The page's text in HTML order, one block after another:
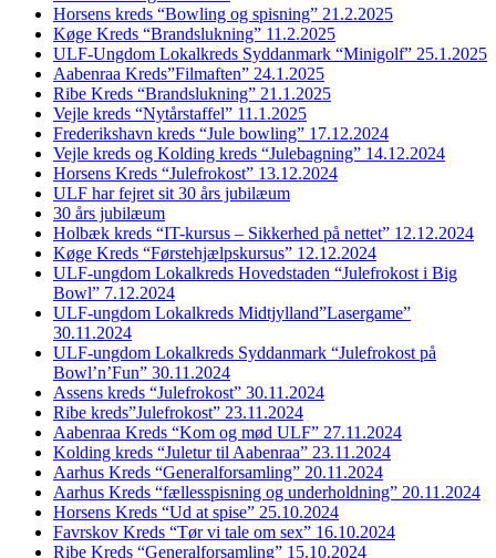
Horsens kreds “Bowling og spisning” 21.2.2025
Køge Kreds “Brandslukning” 11.2.2025
ULF-Ungdom Lokalkreds Syddanmark “Minigolf” 25.1.2025
Aabenraa Kreds”Filmaften” 24.1.2025
Ribe Kreds “Brandslukning” 21.1.2025
Vejle kreds “Nytårstaffel” 11.1.2025
Frederikshavn kreds “Jule bowling” 17.12.2024
Vejle kreds og Kolding kreds “Julebagning” 14.12.2024
Horsens Kreds “Julefrokost” 13.12.2024
ULF har fejret sit 30 års jubilæum
30 års jubilæum
Holbæk kreds “IT-kursus – Sikkerhed på nettet” 12.12.2024
Køge Kreds “Førstehjælpskursus” 12.12.2024
ULF-ungdom Lokalkreds Hovedstaden “Julefrokost i Big
Bowl” 7.12.2024
ULF-ungdom Lokalkreds Midtjylland”Lasergame”
30.11.2024
ULF-ungdom Lokalkreds Syddanmark “Julefrokost på
Bowl’n’Fun” 30.11.2024
Assens kreds “Julefrokost” 30.11.2024
Ribe kreds”Julefrokost” 23.11.2024
Aabenraa Kreds “Kom og mød ULF” 27.11.2024
Kolding kreds “Juletur til Aabenraa” 23.11.2024
Aarhus Kreds “Generalforsamling” 20.11.2024
Aarhus Kreds “fællesspisning og underholdning” 20.11.2024
Horsens Kreds “Ud at spise” 25.10.2024
Favrskov Kreds “Tør vi tale om sex” 16.10.2024
Ribe Kreds “Generalforsamling” 15.10.2024